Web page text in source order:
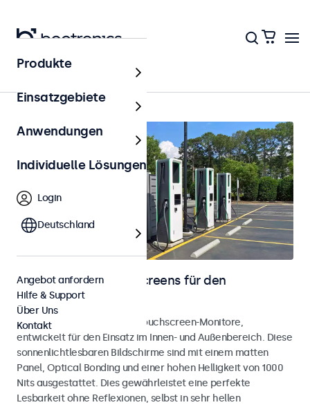
Startseite
Monitore und Touchscreens für den
Außenbereich
Wetterfeste Monitore und Touchscreen-Monitore,
entwickelt für den Einsatz im Innen- und Außenbereich. Diese
sonnenlichtlesbaren Bildschirme sind mit einem matten
Panel, Optical Bonding und einer hohen Helligkeit von 1000
Nits ausgestattet. Dies gewährleistet eine perfekte
Lesbarkeit ohne Reflexionen, selbst in sehr hellen
Produkte
Einsatzgebiete
Anwendungen
Individuelle Lösungen
Login
Deutschland
Angebot anfordern
Hilfe & Support
Über Uns
Kontakt